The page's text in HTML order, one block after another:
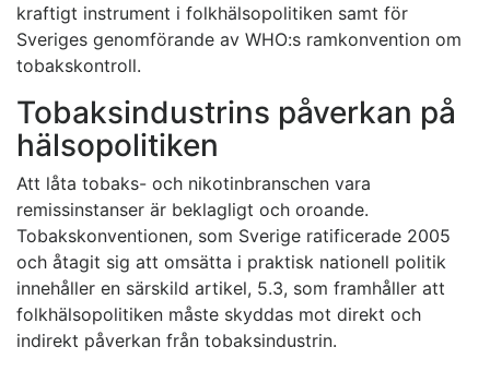
kraftigt instrument i folkhälsopolitiken samt för
Sveriges genomförande av WHO:s ramkonvention om
tobakskontroll.
Tobaksindustrins påverkan på
hälsopolitiken
Att låta tobaks- och nikotinbranschen vara
remissinstanser är beklagligt och oroande.
Tobakskonventionen, som Sverige ratificerade 2005
och åtagit sig att omsätta i praktisk nationell politik
innehåller en särskild artikel, 5.3, som framhåller att
folkhälsopolitiken måste skyddas mot direkt och
indirekt påverkan från tobaksindustrin.